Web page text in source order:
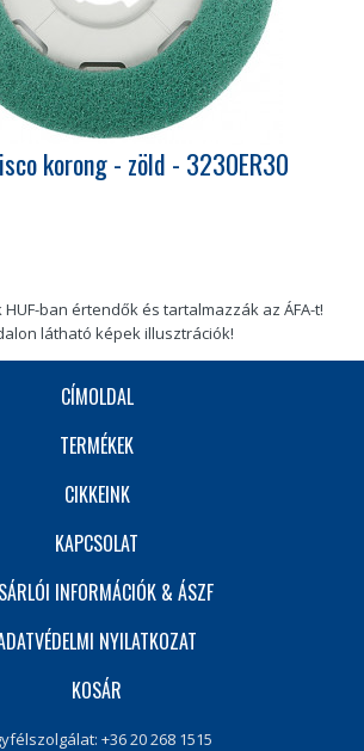
korong - zöld - 3230ER30
ban értendők és tartalmazzák az ÁFA-t!
látható képek illusztrációk!
CÍMOLDAL
TERMÉKEK
CIKKEINK
KAPCSOLAT
INFORMÁCIÓK & ÁSZF
NYILATKOZAT
KOSÁR
+36 20 268 1515